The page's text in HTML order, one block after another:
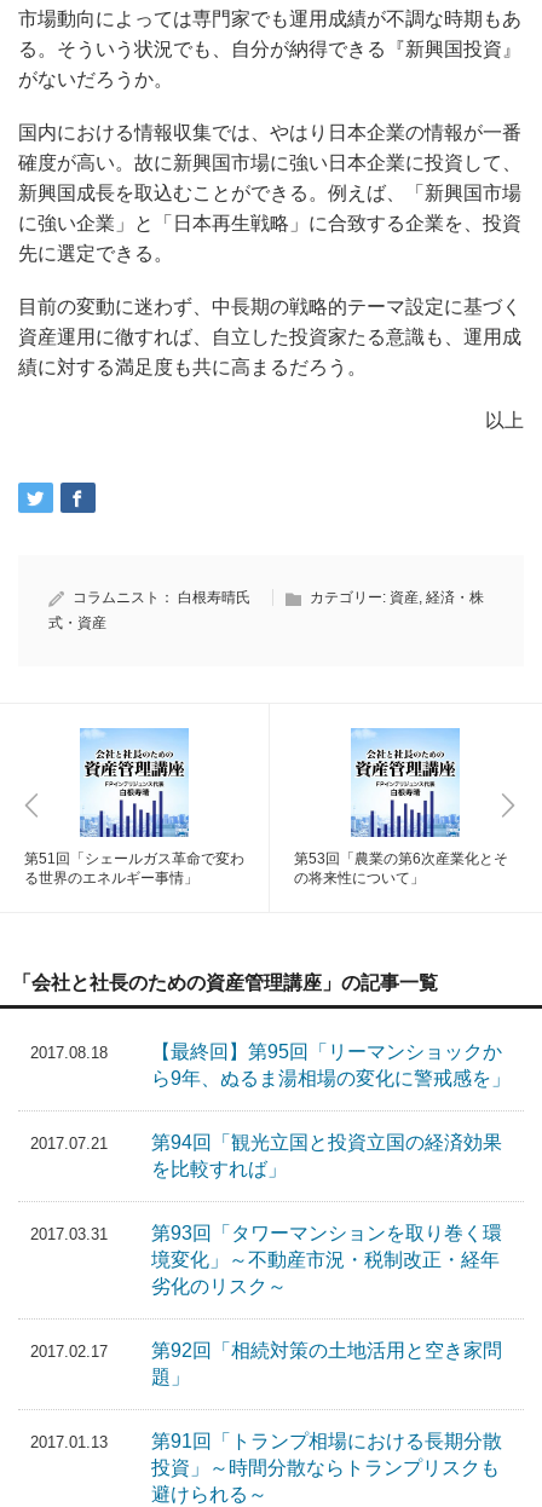
市場動向によっては専門家でも運用成績が不調な時期もあ
る。そういう状況でも、自分が納得できる『新興国投資』
がないだろうか。
国内における情報収集では、やはり日本企業の情報が一番
確度が高い。故に新興国市場に強い日本企業に投資して、
新興国成長を取込むことができる。例えば、「新興国市場
に強い企業」と「日本再生戦略」に合致する企業を、投資
先に選定できる。
目前の変動に迷わず、中長期の戦略的テーマ設定に基づく
資産運用に徹すれば、自立した投資家たる意識も、運用成
績に対する満足度も共に高まるだろう。
以上
コラムニスト： 白根寿晴氏 カテゴリー: 資産, 経済・株
式・資産
第51回「シェールガス革命で変わ
る世界のエネルギー事情」
第53回「農業の第6次産業化とそ
の将来性について」
「会社と社長のための資産管理講座」の記事一覧
2017.08.18
【最終回】第95回「リーマンショックか
ら9年、ぬるま湯相場の変化に警戒感を」
2017.07.21
第94回「観光立国と投資立国の経済効果
を比較すれば」
2017.03.31
第93回「タワーマンションを取り巻く環
境変化」～不動産市況・税制改正・経年
劣化のリスク～
2017.02.17
第92回「相続対策の土地活用と空き家問
題」
2017.01.13
第91回「トランプ相場における長期分散
投資」～時間分散ならトランプリスクも
避けられる～